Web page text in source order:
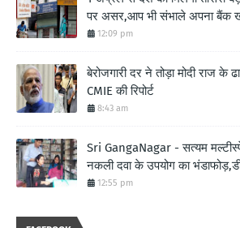
पर असर,आप भी संभाले अपना बैंक
12:09 pm
बेरोजगारी दर ने तोड़ा मोदी राज के
CMIE की रिपोर्ट
8:43 am
Sri GangaNagar - सत्यम
नकली दवा के उपयोग का
12:55 pm